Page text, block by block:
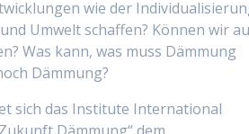
wie der
Umwelt schaffen? Können wir
Was kann, was muss Dämmung
Dämmung?
sich das Institute International